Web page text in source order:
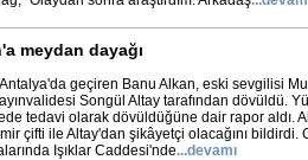
meydan dayağı
geçiren Banu Alkan, eski sevgilisi
Songül Altay tarafından dövüldü.
tedavi olarak dövüldüğüne dair rapor aldı.
çifti ile Altay'dan şikâyetçi olacağını bildirdi.
Işıklar Caddesi'nde...devamı